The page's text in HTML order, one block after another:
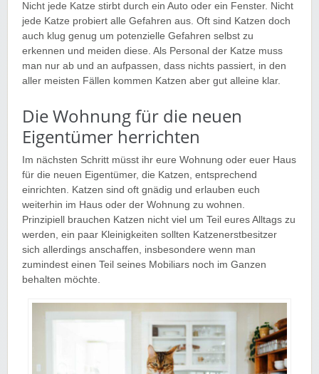
Nicht jede Katze stirbt durch ein Auto oder ein Fenster. Nicht
jede Katze probiert alle Gefahren aus. Oft sind Katzen doch
auch klug genug um potenzielle Gefahren selbst zu
erkennen und meiden diese. Als Personal der Katze muss
man nur ab und an aufpassen, dass nichts passiert, in den
aller meisten Fällen kommen Katzen aber gut alleine klar.
Die Wohnung für die neuen
Eigentümer herrichten
Im nächsten Schritt müsst ihr eure Wohnung oder euer Haus
für die neuen Eigentümer, die Katzen, entsprechend
einrichten. Katzen sind oft gnädig und erlauben euch
weiterhin im Haus oder der Wohnung zu wohnen.
Prinzipiell brauchen Katzen nicht viel um Teil eures Alltags zu
werden, ein paar Kleinigkeiten sollten Katzenerstbesitzer
sich allerdings anschaffen, insbesondere wenn man
zumindest einen Teil seines Mobiliars noch im Ganzen
behalten möchte.